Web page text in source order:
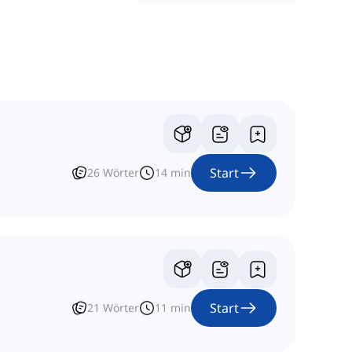
26 Wörter 14 min Start
21 Wörter 11 min Start